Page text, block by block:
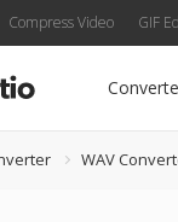
Compress Video GIF
WAV